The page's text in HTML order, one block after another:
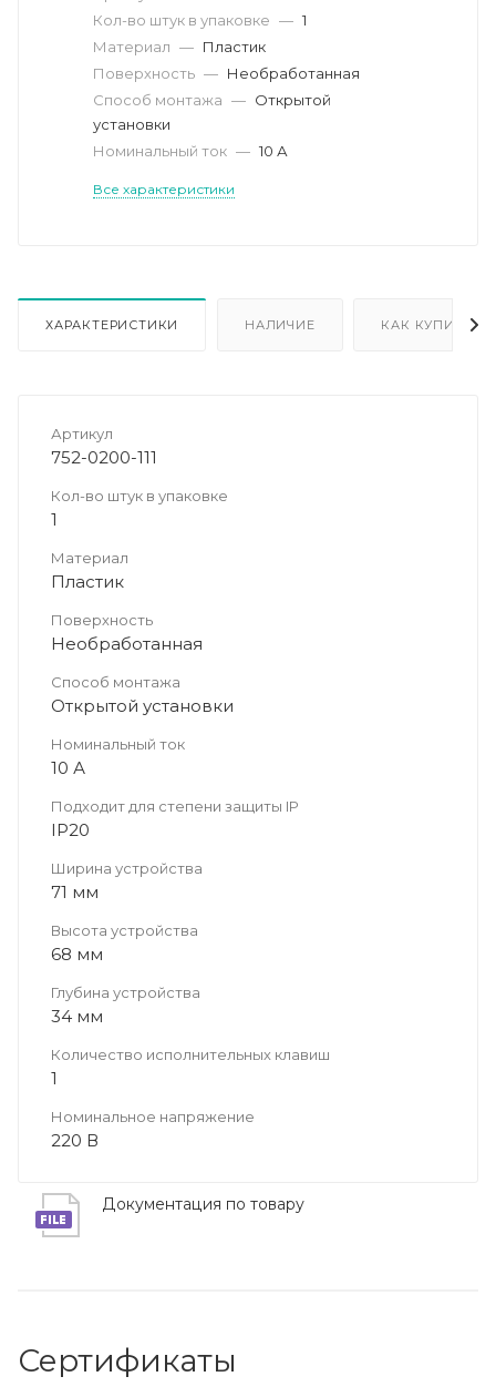
Кол-во штук в упаковке — 1
Материал — Пластик
Поверхность — Необработанная
Способ монтажа — Открытой
установки
Номинальный ток — 10 А
Все характеристики
ХАРАКТЕРИСТИКИ НАЛИЧИЕ КАК КУПИТЬ
Артикул
752-0200-111
Кол-во штук в упаковке
1
Материал
Пластик
Поверхность
Необработанная
Способ монтажа
Открытой установки
Номинальный ток
10 А
Подходит для степени защиты IP
IP20
Ширина устройства
71 мм
Высота устройства
68 мм
Глубина устройства
34 мм
Количество исполнительных клавиш
1
Номинальное напряжение
220 В
Документация по товару
Сертификаты